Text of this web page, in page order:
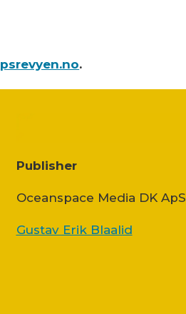
.
Publisher
Oceanspace Media DK ApS
Gustav Erik Blaalid